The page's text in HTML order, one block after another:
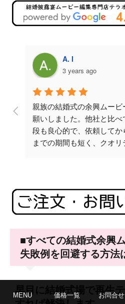
A. I
3 years ago
親族の結婚式の余興ムービ
願いしました。他社と比べ
段も良心的で、依頼してか
までの期間も短く、クオリ
オカビデオさんにお願いし
に良かったです。ありがと
いました。
■すべての結婚式余興
失敗例を回避する方法
早目に結婚式場で再生
MENU 価格一覧 お問合せ